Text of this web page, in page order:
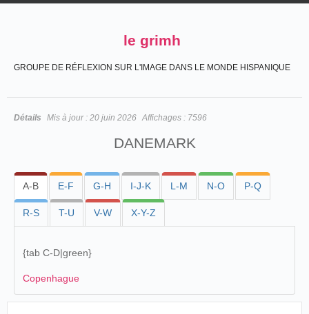
le grimh
GROUPE DE RÉFLEXION SUR L'IMAGE DANS LE MONDE HISPANIQUE
Détails Mis à jour : 20 juin 2026 Affichages : 7596
DANEMARK
A-B E-F G-H I-J-K L-M N-O P-Q
R-S T-U V-W X-Y-Z
{tab C-D|green}
Copenhague